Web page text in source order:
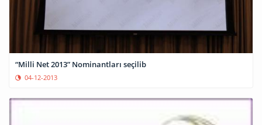
“Milli Net 2013” Nominantları seçilib
04-12-2013